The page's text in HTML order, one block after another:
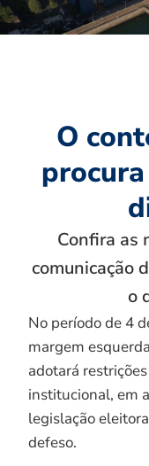
O
Confira as
comunicação
o
No período de 4
margem
adotará
institucional, em
legislação
defeso.